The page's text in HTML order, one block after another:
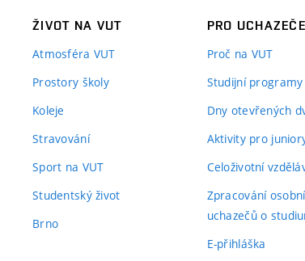
ŽIVOT NA VUT
Atmosféra VUT
Prostory školy
Koleje
Stravování
Sport na VUT
Studentský život
Brno
PRO UCHAZEČE
Proč na VUT
Studijní programy
Dny otevřených
Aktivity pro
Celoživotní
Zpracování
uchazečů o
E-přihláška